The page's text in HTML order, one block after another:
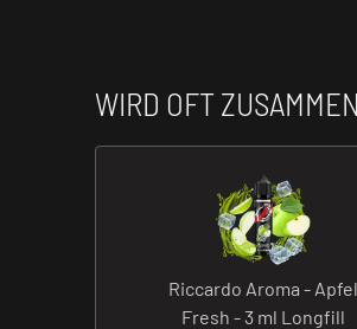
WIRD OFT
Riccardo Aroma - Apfel
Fresh - 3 ml Longfill